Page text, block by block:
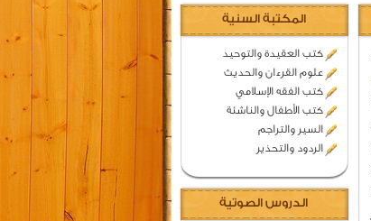
المكتبة السنية
كتب العقيدة والتوحيد
علوم القرءان والحديث
كتب الفقه الإسلامي
كتب الأطفال والناشئة
السير والتراجم
الردود والتحذير
الدروس الصوتية